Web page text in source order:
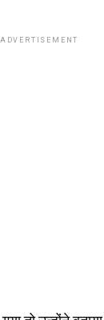
ADVERTISEMENT